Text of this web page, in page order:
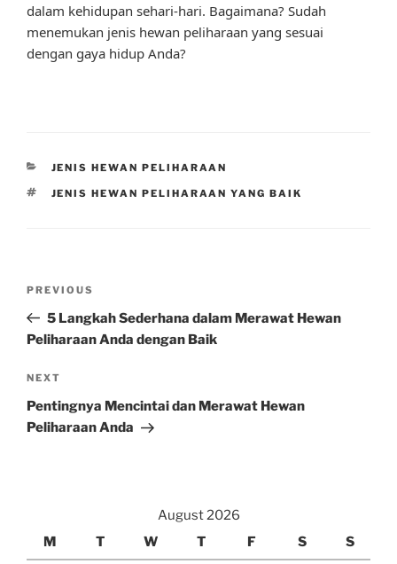
dalam kehidupan sehari-hari. Bagaimana? Sudah
menemukan jenis hewan peliharaan yang sesuai
dengan gaya hidup Anda?
CATEGORIES
JENIS HEWAN PELIHARAAN
TAGS
JENIS HEWAN PELIHARAAN YANG BAIK
Previous
Post
PREVIOUS
5 Langkah Sederhana dalam Merawat Hewan
Peliharaan Anda dengan Baik
Next
Post
NEXT
Pentingnya Mencintai dan Merawat Hewan
Peliharaan Anda
August 2026
M
T W T F S S